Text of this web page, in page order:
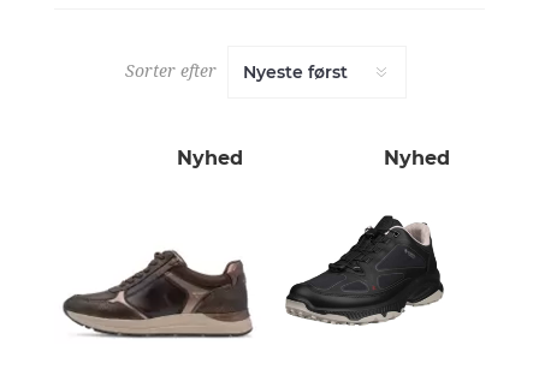
Sorter efter
Nyhed Nyhed